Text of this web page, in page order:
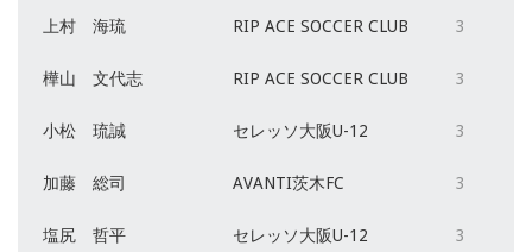
上村 海琉 RIP ACE SOCCER CLUB 3
樺山 文代志 RIP ACE SOCCER CLUB 3
小松 琉誠 セレッソ大阪U-12 3
加藤 総司 AVANTI茨木FC 3
塩尻 哲平 セレッソ大阪U-12 3